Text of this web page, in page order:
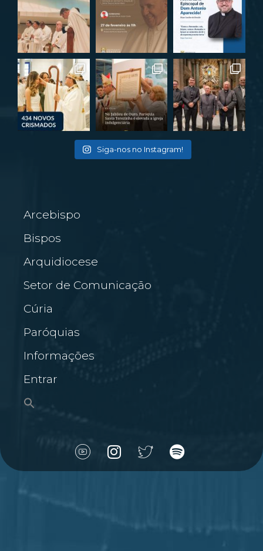
Siga-nos no Instagram!
Arcebispo
Bispos
Arquidiocese
Setor de Comunicação
Cúria
Paróquias
Informações
Entrar